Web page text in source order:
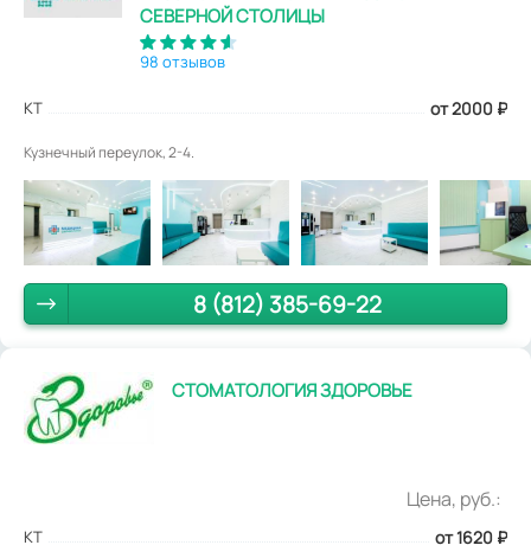
СЕВЕРНОЙ СТОЛИЦЫ
98 отзывов
КТ от 2000 ₽
Кузнечный переулок, 2-4.
8 (812) 385-69-22
СТОМАТОЛОГИЯ ЗДОРОВЬЕ
Цена, руб.:
КТ от 1620 ₽